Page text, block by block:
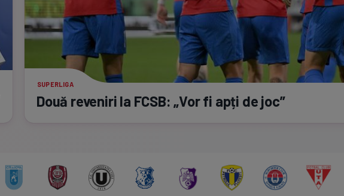
SUPERLIGA
Două reveniri la FCSB: „Vor fi apți de joc”